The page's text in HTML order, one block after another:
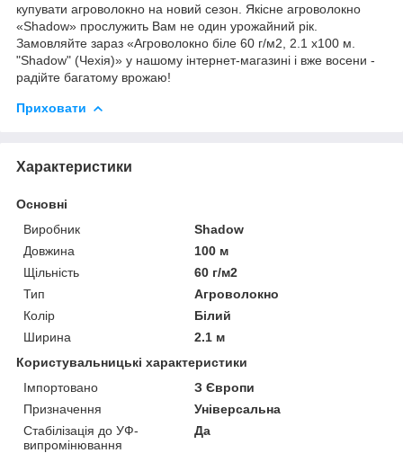
купувати агроволокно на новий сезон. Якісне агроволокно
«Shadow» прослужить Вам не один урожайний рік.
Замовляйте зараз «Агроволокно біле 60 г/м2, 2.1 х100 м.
"Shadow" (Чехія)» у нашому інтернет-магазині і вже восени -
радійте багатому врожаю!
Приховати
Характеристики
Основні
Виробник
Shadow
Довжина
100 м
Щільність
60 г/м2
Тип
Агроволокно
Колір
Білий
Ширина
2.1 м
Користувальницькі характеристики
Імпортовано
З Європи
Призначення
Універсальна
Стабілізація до УФ-
випромінювання
Да